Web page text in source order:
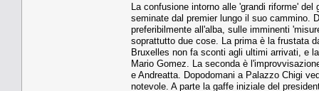
La confusione intorno alle 'grandi riforme'
seminate dal premier lungo il suo cammino.
preferibilmente all'alba, sulle imminenti
soprattutto due cose. La prima è la frustata
Bruxelles non fa sconti agli ultimi arrivati, e
Mario Gomez. La seconda è
e Andreatta. Dopodomani a Palazzo Chigi
notevole. A parte la gaffe iniziale del